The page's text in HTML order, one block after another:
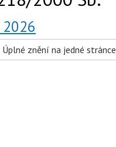
2026
Úplné znění na jedné stránce